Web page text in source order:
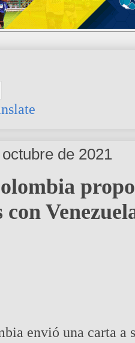
de 2021
envió una carta a